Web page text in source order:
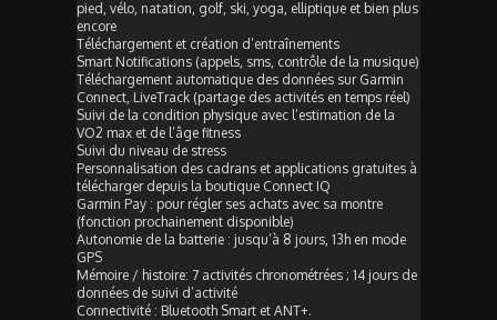
pied, vélo, natation, golf, ski, yoga, elliptique et bien plus
encore
Téléchargement et création d’entraînements
Smart Notifications (appels, sms, contrôle de la musique)
Téléchargement automatique des données sur Garmin
Connect, LiveTrack (partage des activités en temps réel)
Suivi de la condition physique avec l’estimation de la
VO2 max et de l’âge fitness
Suivi du niveau de stress
Personnalisation des cadrans et applications gratuites à
télécharger depuis la boutique Connect IQ
Garmin Pay : pour régler ses achats avec sa montre
(fonction prochainement disponible)
Autonomie de la batterie : jusqu’à 8 jours, 13h en mode
GPS
Mémoire / histoire: 7 activités chronométrées ; 14 jours de
données de suivi d’activité
Connectivité : Bluetooth Smart et ANT+.